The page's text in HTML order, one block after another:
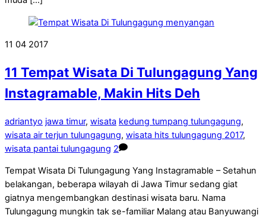
11 04 2017
11 Tempat Wisata Di Tulungagung Yang
Instagramable, Makin Hits Deh
adriantyo jawa timur, wisata kedung tumpang tulungagung,
wisata air terjun tulungagung, wisata hits tulungagung 2017,
wisata pantai tulungagung 2
Tempat Wisata Di Tulungagung Yang Instagramable – Setahun
belakangan, beberapa wilayah di Jawa Timur sedang giat
giatnya mengembangkan destinasi wisata baru. Nama
Tulungagung mungkin tak se-familiar Malang atau Banyuwangi